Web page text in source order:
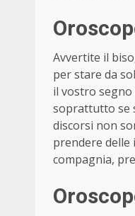
Avvertite il
per stare da
il vostro
soprattutto se
discorsi non
prendere delle
compagnia,